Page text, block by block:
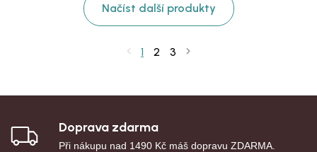
Načíst další produkty
1 2 3
Doprava zdarma
Při nákupu nad 1490 Kč máš dopravu ZDARMA.